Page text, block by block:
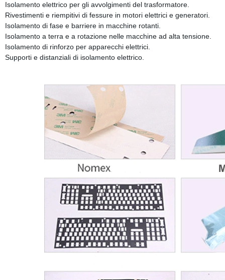
Isolamento elettrico per gli avvolgimenti del trasformatore.
Rivestimenti e riempitivi di fessure in motori elettrici e generatori.
Isolamento di fase e barriere in macchine rotanti.
Isolamento a terra e a rotazione nelle macchine ad alta tensione.
Isolamento di rinforzo per apparecchi elettrici.
Supporti e distanziali di isolamento elettrico.